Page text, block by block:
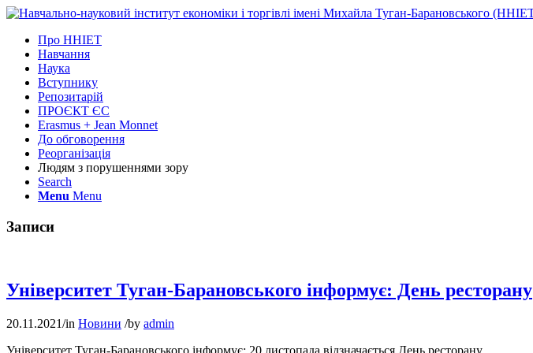
Про ННІЕТ
Навчання
Наука
Вступнику
Репозитарій
ПРОЄКТ ЄС
Erasmus + Jean Monnet
До обговорення
Реорганізація
Людям з порушеннями зору
Search
Menu Menu
Записи
Університет Туган-Барановського інформує: День ресторану
20.11.2021/in Новини /by admin